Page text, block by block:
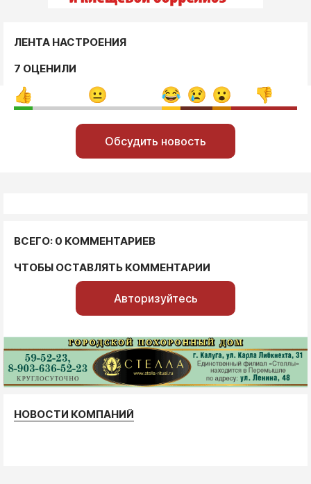
ЛЕНТА НАСТРОЕНИЯ
7 ОЦЕНИЛИ
Обсудить новость
ВСЕГО: 0 КОММЕНТАРИЕВ
ЧТОБЫ ОСТАВЛЯТЬ КОММЕНТАРИИ
Авторизуйтесь
НОВОСТИ КОМПАНИЙ